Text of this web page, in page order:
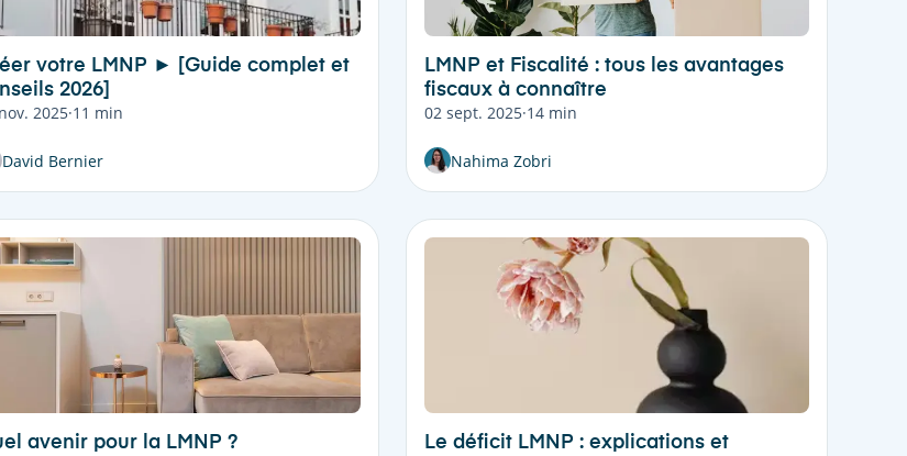
votre LMNP ► [Guide complet et
2026]
2025·11 min
David Bernier
LMNP et Fiscalité : tous les avantages
fiscaux à connaître
02 sept. 2025·14 min
Nahima Zobri
avenir pour la LMNP ?
Le déficit LMNP : explications et